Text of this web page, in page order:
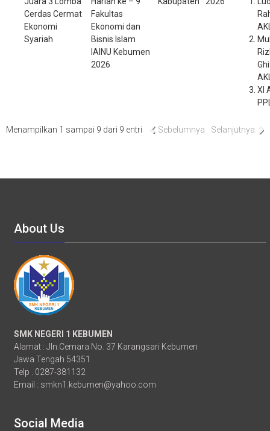
Cerdas Cermat
Ekonomi
Syariah
Fakultas
Ekonomi dan
Bisnis Islam
IAINU Kebumen
2026
XI
Menampilkan 1 sampai 9 dari 9 entri Sebelumnya Selanjutnya
About Us
SMK NEGERI 1 KEBUMEN
Alamat : Jln.Cemara No. 37 Karangsari Kebumen
Jawa Tengah 54351
Telp . 0287-381132
Email : smkn1.kebumen@yahoo.com
Social Media